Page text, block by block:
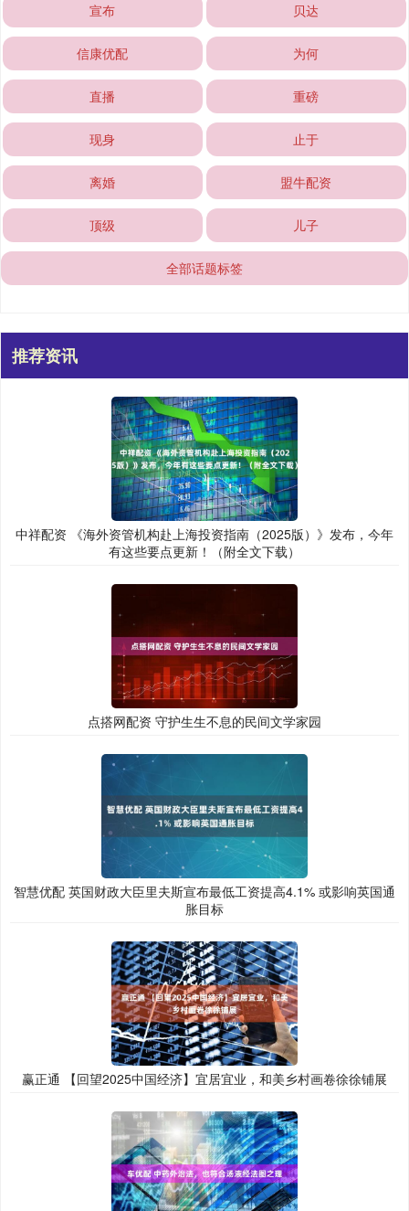
宣布 贝达
信康优配 为何
直播 重磅
现身 止于
离婚 盟牛配资
顶级 儿子
全部话题标签
推荐资讯
中祥配资 《海外资管机构赴上海投资指南（2025版）》发布，今年
有这些要点更新！（附全文下载）
点搭网配资 守护生生不息的民间文学家园
智慧优配 英国财政大臣里夫斯宣布最低工资提高4.1% 或影响英国通
胀目标
赢正通 【回望2025中国经济】宜居宜业，和美乡村画卷徐徐铺展